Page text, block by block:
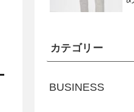
カテゴリー
BUSINESS